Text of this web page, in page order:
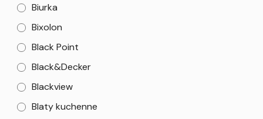
Biurka
Bixolon
Black Point
Black&Decker
Blackview
Blaty kuchenne